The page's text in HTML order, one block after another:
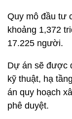
Quy mô đầu tư
khoảng 1,372
17.225 người.
Dự án sẽ được
kỹ thuật, hạ
án quy hoạch
phê duyệt.